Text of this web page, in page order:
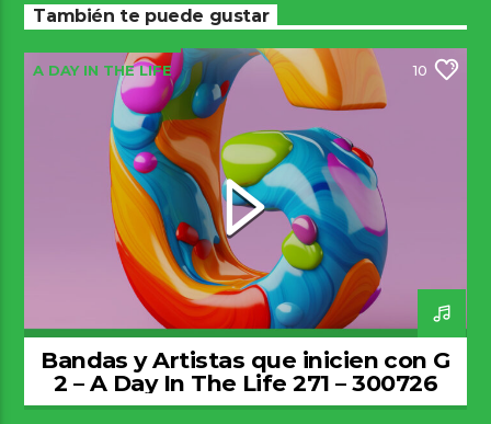
También te puede gustar
A DAY IN THE LIFE 10
Bandas y Artistas que inicien con G
2 – A Day In The Life 271 – 300726